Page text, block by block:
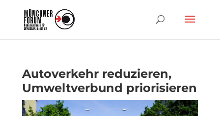
Autoverkehr reduzieren,
Umweltverbund priorisieren